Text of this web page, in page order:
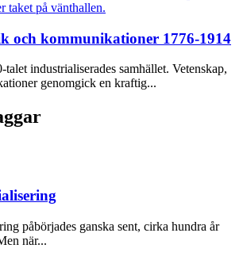
och kommunikationer 1776-1914
industrialiserades samhället. Vetenskap,
genomgick en kraftig...
påbörjades ganska sent, cirka hundra år
när...